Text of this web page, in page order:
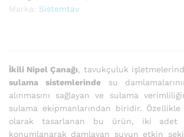
Marka: Sistemtav
İkili Nipel Çanağı, tavukçuluk
sulama sistemlerindesu
alınmasını sağlayan ve sulama
sulama ekipmanlarından biridir. Özellikle
olarak tasarlanan bu ürün, iki adet
konumlanarak damlayan suyun etkin